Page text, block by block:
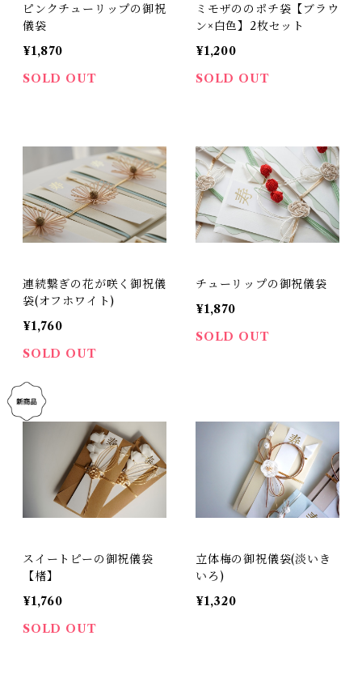
ピンクチューリップの御祝
儀袋
¥1,870
SOLD OUT
ミモザののポチ袋【ブラウ
ン×白色】2枚セット
¥1,200
SOLD OUT
連続繋ぎの花が咲く御祝儀
袋(オフホワイト)
¥1,760
SOLD OUT
チューリップの御祝儀袋
¥1,870
SOLD OUT
スイートピーの御祝儀袋
【楮】
¥1,760
SOLD OUT
立体梅の御祝儀袋(淡いき
いろ)
¥1,320